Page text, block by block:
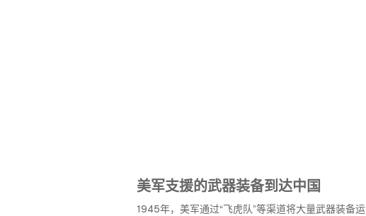
美军支援的武器装备到达中国
1945年，美军通过“飞虎队”等渠道将大量武器装备运